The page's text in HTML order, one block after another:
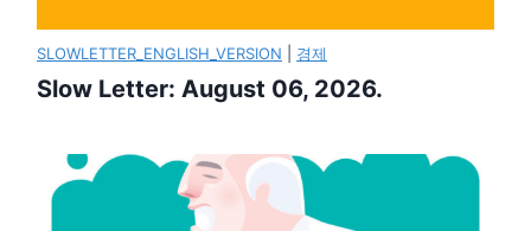
SLOWLETTER_ENGLISH_VERSION 경제
Slow Letter: August 06, 2026.